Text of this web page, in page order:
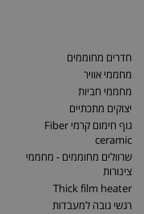
חדרים מחוממים
מחממי אוויר
מחממי חביות
יצוקים מתכתיים
גוף חימום קרמי Fiber
ceramic
שרוולים מחוממים - מחממי
צינורות
Thick film heater
רגשי גובה למעבדות